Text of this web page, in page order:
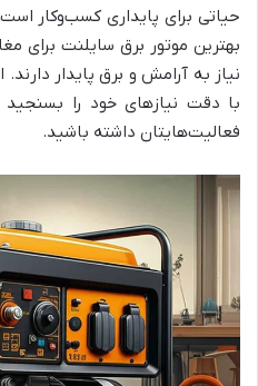
حیاتی برای پایداری کسب‌وکار
بهترین موتور برق سایلنت برای
نیاز به آرامش و برق پایدار
با دقت نیازهای خود را بسنجید
فعالیت‌هایتان داشته باشید.